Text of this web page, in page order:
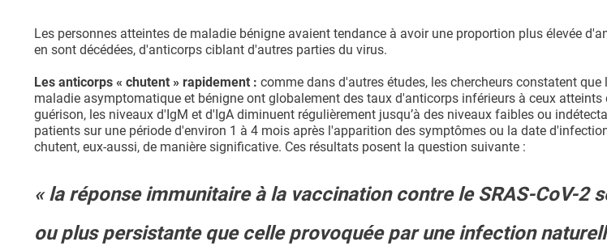
Les personnes atteintes de maladie bénigne avaient tendance à avoir une proportion plus élevée
en sont décédées, d'anticorps ciblant d'autres parties du virus.
Les anticorps « chutent » rapidement : comme dans d'autres études, les chercheurs constatent
maladie asymptomatique et bénigne ont globalement des taux d'anticorps inférieurs à ceux atteints
guérison, les niveaux d'IgM et d'IgA diminuent régulièrement jusqu’à des niveaux faibles ou
patients sur une période d'environ 1 à 4 mois après l'apparition des symptômes ou la date
chutent, eux-aussi, de manière significative. Ces résultats posent la question suivante :
« la réponse immunitaire à la vaccination contre le SRAS-CoV-2
ou plus persistante que celle provoquée par une infection